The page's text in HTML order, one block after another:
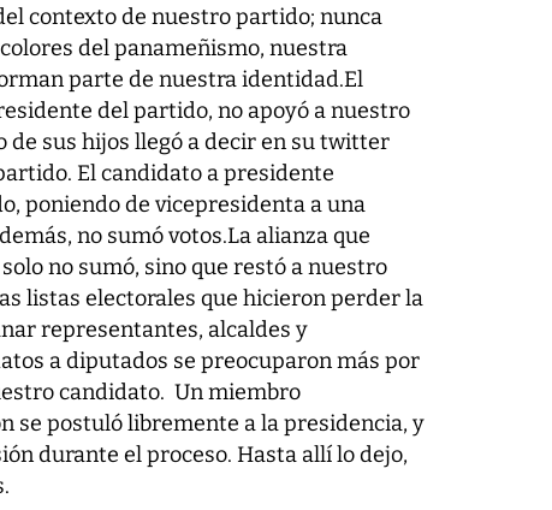
contexto de nuestro partido; nunca
del panameñismo, nuestra
parte de nuestra identidad.El
del partido, no apoyó a nuestro
sus hijos llegó a decir en su twitter
El candidato a presidente
poniendo de vicepresidenta a una
no sumó votos.La alianza que
no sumó, sino que restó a nuestro
listas electorales que hicieron perder la
representantes, alcaldes y
a diputados se preocuparon más por
candidato. Un miembro
se postuló libremente a la presidencia, y
durante el proceso. Hasta allí lo dejo,